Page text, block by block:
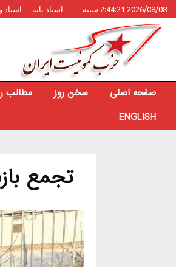
2026/08/08 2:44:21 شنبه اسناد پایه
صفحه اصلی سخن روز مطالب
ENGLISH
تجمع